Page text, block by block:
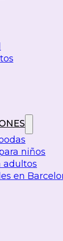
niños
adultos
en